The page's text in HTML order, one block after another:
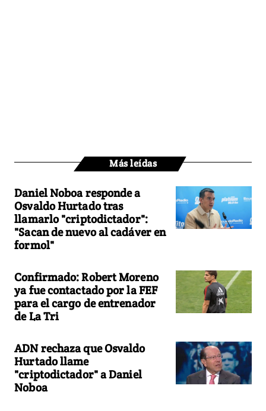
Más leídas
Daniel Noboa responde a
Osvaldo Hurtado tras
llamarlo "criptodictador":
"Sacan de nuevo al cadáver en
formol"
Confirmado: Robert Moreno
ya fue contactado por la FEF
para el cargo de entrenador
de La Tri
ADN rechaza que Osvaldo
Hurtado llame
"criptodictador" a Daniel
Noboa